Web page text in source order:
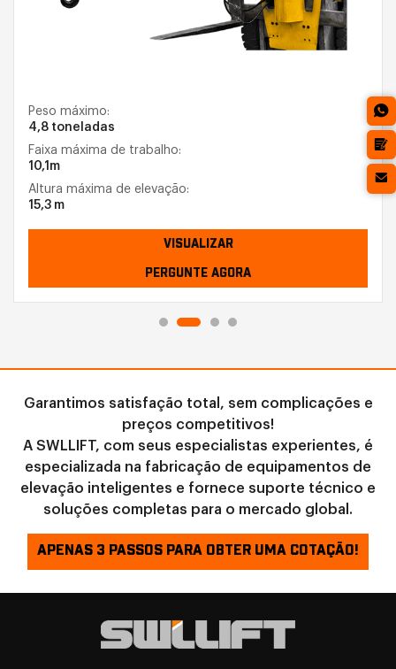
Peso máximo:
4,8 toneladas
Faixa máxima de trabalho:
10,1m
Altura máxima de elevação:
15,3 m
VISUALIZAR
PERGUNTE AGORA
Garantimos satisfação total, sem complicações e
preços competitivos!
A SWLLIFT, com seus especialistas experientes, é
especializada na fabricação de equipamentos de
elevação inteligentes e fornece suporte técnico e
soluções completas para o mercado global.
APENAS 3 PASSOS PARA OBTER UMA COTAÇÃO!